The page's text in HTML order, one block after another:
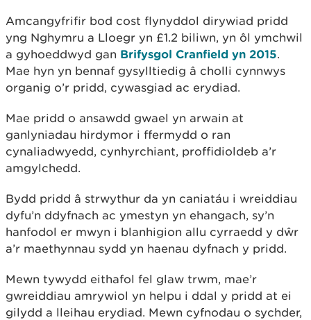
Amcangyfrifir bod cost flynyddol dirywiad pridd
yng Nghymru a Lloegr yn £1.2 biliwn, yn ôl ymchwil
a gyhoeddwyd gan Brifysgol Cranfield yn 2015.
Mae hyn yn bennaf gysylltiedig â cholli cynnwys
organig o’r pridd, cywasgiad ac erydiad.
Mae pridd o ansawdd gwael yn arwain at
ganlyniadau hirdymor i ffermydd o ran
cynaliadwyedd, cynhyrchiant, proffidioldeb a’r
amgylchedd.
Bydd pridd â strwythur da yn caniatáu i wreiddiau
dyfu’n ddyfnach ac ymestyn yn ehangach, sy’n
hanfodol er mwyn i blanhigion allu cyrraedd y dŵr
a’r maethynnau sydd yn haenau dyfnach y pridd.
Mewn tywydd eithafol fel glaw trwm, mae’r
gwreiddiau amrywiol yn helpu i ddal y pridd at ei
gilydd a lleihau erydiad. Mewn cyfnodau o sychder,